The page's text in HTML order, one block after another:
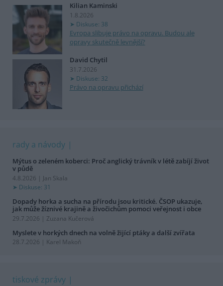
Kilian Kaminski
1.8.2026
Diskuse: 38
Evropa slibuje právo na opravu. Budou ale
opravy skutečně levnější?
David Chytil
31.7.2026
Diskuse: 32
Právo na opravu přichází
rady a návody
Mýtus o zeleném koberci: Proč anglický trávník v létě zabíjí život
v půdě
4.8.2026 | Jan Skala
Diskuse: 31
Dopady horka a sucha na přírodu jsou kritické. ČSOP ukazuje,
jak může žíznivé krajině a živočichům pomoci veřejnost i obce
29.7.2026 | Zuzana Kučerová
Myslete v horkých dnech na volně žijící ptáky a další zvířata
28.7.2026 | Karel Makoň
tiskové zprávy